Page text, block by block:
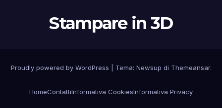
Stampare in 3D
Proudly powered by WordPress Tema: Newsup di Themeansar.
HomeContattiInformativa CookiesInformativa Privacy